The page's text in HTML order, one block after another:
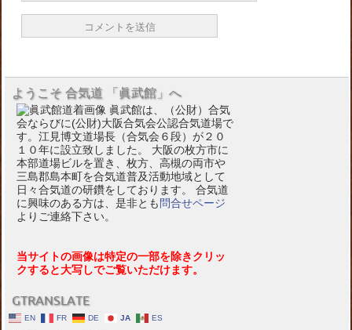
ようこそ 合気道 「眞武館」へ
眞武館は、（公財）合気
会ならびに(公財)大阪合気会公認合気道場で
す。江見博文道場長（合気会６段）が２０
１０年に設立致しました。 大阪の枚方市に
本部道場ビルを置き、枚方、高槻の両市や
三島郡島本町を合気道普及活動地域として
日々合気道の研鑽をしております。 合気道
に興味のある方は、是非とも 問合せページ
よりご連絡下さい。
当サイトの画像は特定の一部を除きクリッ
クすると大写しでご覧いただけます。
GTRANSLATE
EN FR DE JA ES